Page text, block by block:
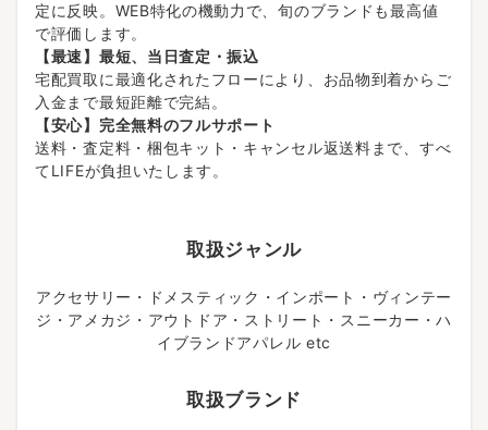
定に反映。WEB特化の機動力で、旬のブランドも最高値
で評価します。
【最速】最短、当日査定・振込
宅配買取に最適化されたフローにより、お品物到着からご
入金まで最短距離で完結。
【安心】完全無料のフルサポート
送料・査定料・梱包キット・キャンセル返送料まで、すべ
てLIFEが負担いたします。
取扱ジャンル
アクセサリー・ドメスティック・インポート・ヴィンテー
ジ・アメカジ・アウトドア・ストリート・スニーカー・ハ
イブランドアパレル etc
取扱ブランド